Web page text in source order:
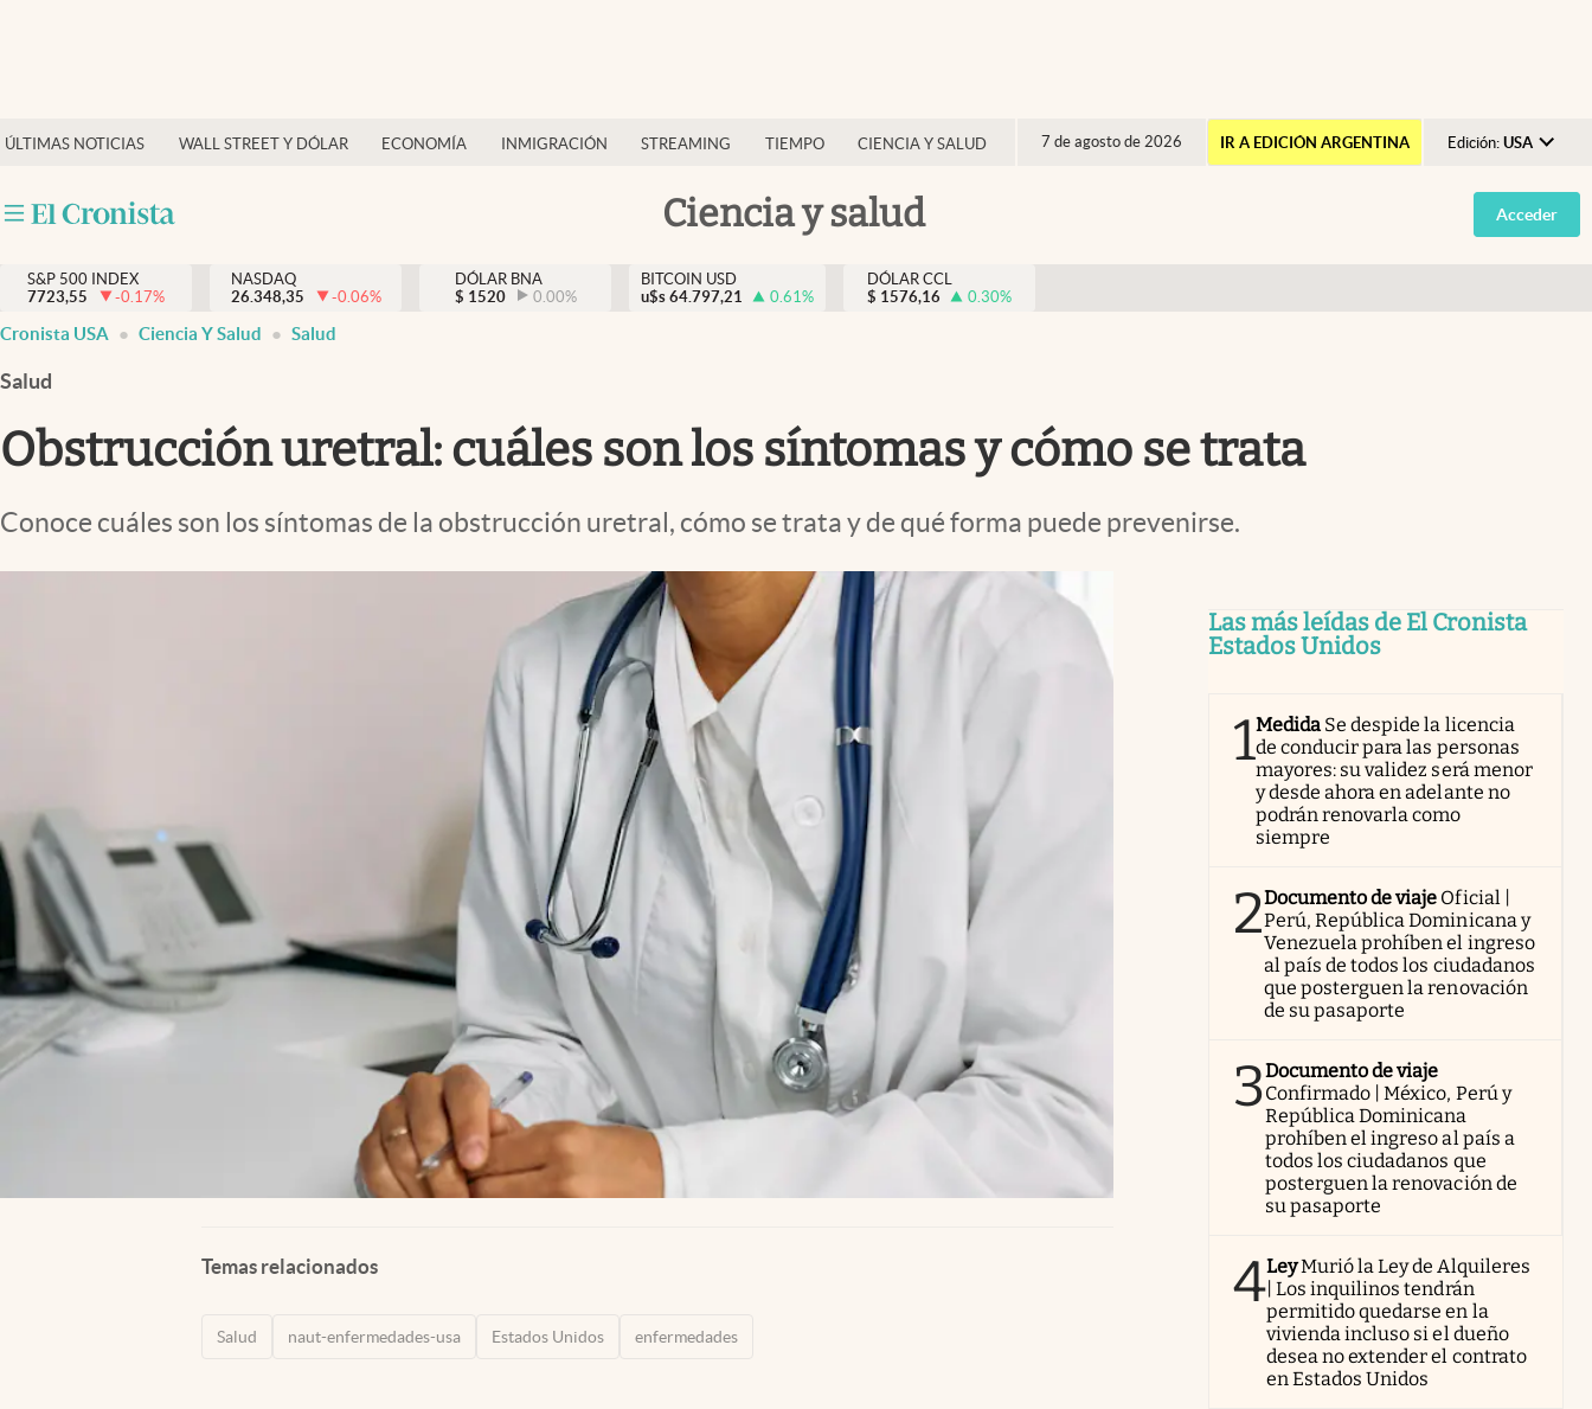
ÚLTIMAS NOTICIAS WALL STREET Y DÓLAR ECONOMÍA INMIGRACIÓN STREAMING TIEMPO CIENCIA Y SALUD 7 de agosto de 2026 IR A EDICIÓN ARGENTINA Edición: USA
Argentina
España
Ciencia y salud
Finanzas y economía
Inmigración
Trending
Streaming
Acceder
S&P 500 INDEX
7723,55
-0.17%
NASDAQ
26.348,35
-0.06%
DÓLAR BNA
$ 1520 0.00%
BITCOIN USD
u$s 64.797,21 0.61%
DÓLAR CCL
$ 1576,16 0.30%
Cronista USA Ciencia Y Salud Salud
Salud
Obstrucción uretral: cuáles son los síntomas y cómo se trata
Conoce cuáles son los síntomas de la obstrucción uretral, cómo se trata y de qué forma puede prevenirse.
Temas relacionados
Salud naut-enfermedades-usa Estados Unidos enfermedades
Las más leídas de El Cronista
Estados Unidos
1Medida Se despide la licencia
de conducir para las personas
mayores: su validez será menor
y desde ahora en adelante no
podrán renovarla como
siempre
2Documento de viaje Oficial |
Perú, República Dominicana y
Venezuela prohíben el ingreso
al país de todos los ciudadanos
que posterguen la renovación
de su pasaporte
3Documento de viaje
Confirmado | México, Perú y
República Dominicana
prohíben el ingreso al país a
todos los ciudadanos que
posterguen la renovación de
su pasaporte
4LeyMurió la Ley de Alquileres
| Los inquilinos tendrán
permitido quedarse en la
vivienda incluso si el dueño
desea no extender el contrato
en Estados Unidos